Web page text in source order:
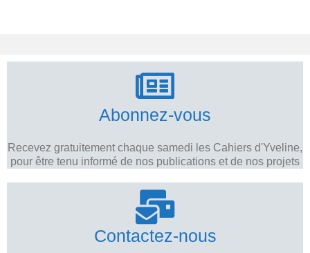
Abonnez-vous
Recevez gratuitement chaque samedi les Cahiers d'Yveline,
pour être tenu informé de nos publications et de nos projets
Contactez-nous